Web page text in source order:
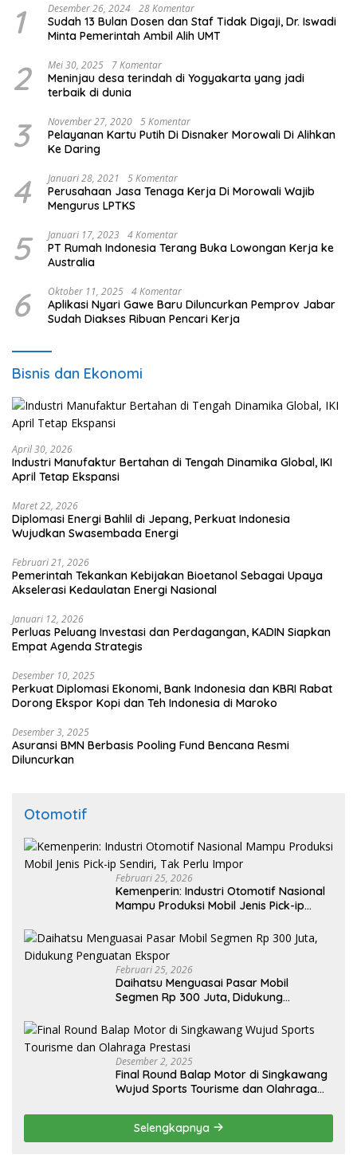
1 Desember 26, 2024 28 Komentar
Sudah 13 Bulan Dosen dan Staf Tidak Digaji, Dr. Iswadi
Minta Pemerintah Ambil Alih UMT
2 Mei 30, 2025 7 Komentar
Meninjau desa terindah di Yogyakarta yang jadi
terbaik di dunia
3 November 27, 2020 5 Komentar
Pelayanan Kartu Putih Di Disnaker Morowali Di Alihkan
Ke Daring
4 Januari 28, 2021 5 Komentar
Perusahaan Jasa Tenaga Kerja Di Morowali Wajib
Mengurus LPTKS
5 Januari 17, 2023 4 Komentar
PT Rumah Indonesia Terang Buka Lowongan Kerja ke
Australia
6 Oktober 11, 2025 4 Komentar
Aplikasi Nyari Gawe Baru Diluncurkan Pemprov Jabar
Sudah Diakses Ribuan Pencari Kerja
Bisnis dan Ekonomi
April 30, 2026
Industri Manufaktur Bertahan di Tengah Dinamika Global, IKI
April Tetap Ekspansi
Maret 22, 2026
Diplomasi Energi Bahlil di Jepang, Perkuat Indonesia
Wujudkan Swasembada Energi
Februari 21, 2026
Pemerintah Tekankan Kebijakan Bioetanol Sebagai Upaya
Akselerasi Kedaulatan Energi Nasional
Januari 12, 2026
Perluas Peluang Investasi dan Perdagangan, KADIN Siapkan
Empat Agenda Strategis
Desember 10, 2025
Perkuat Diplomasi Ekonomi, Bank Indonesia dan KBRI Rabat
Dorong Ekspor Kopi dan Teh Indonesia di Maroko
Desember 3, 2025
Asuransi BMN Berbasis Pooling Fund Bencana Resmi
Diluncurkan
Otomotif
Februari 25, 2026
Kemenperin: Industri Otomotif Nasional
Mampu Produksi Mobil Jenis Pick-ip
Februari 25, 2026
Daihatsu Menguasai Pasar Mobil
Segmen Rp 300 Juta, Didukung
Desember 2, 2025
Final Round Balap Motor di Singkawang
Wujud Sports Tourisme dan Olahraga
Selengkapnya